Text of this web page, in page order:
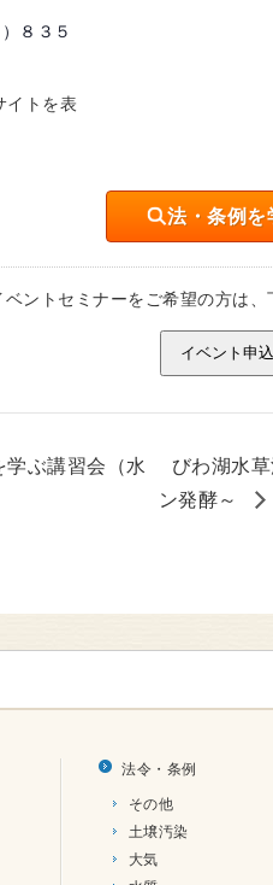
８３５
イトを表
法・条例を
ベントセミナーをご希望の方は、
イベント申
学ぶ講習会（水
びわ湖水
ン発酵～
法令・条例
その他
土壌汚染
大気